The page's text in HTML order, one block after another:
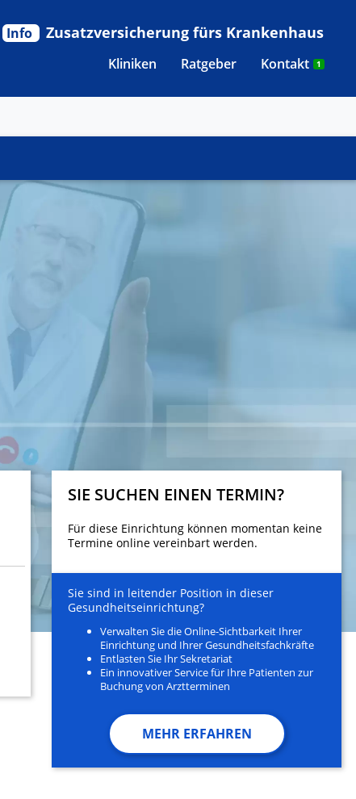
Kliniken
Ratgeber Kontakt 1
Info Zusatzversicherung fürs Krankenhaus
SIE SUCHEN EINEN TERMIN?
Für diese Einrichtung können momentan keine
Termine online vereinbart werden.
Sie sind in leitender Position in dieser
Gesundheitseinrichtung?
Verwalten Sie die Online-Sichtbarkeit Ihrer
Einrichtung und Ihrer Gesundheitsfachkräfte
Entlasten Sie Ihr Sekretariat
Ein innovativer Service für Ihre Patienten zur
Buchung von Arztterminen
MEHR ERFAHREN